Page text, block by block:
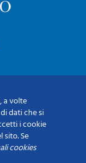
a volte
dati che si
i cookie
Se
cookies